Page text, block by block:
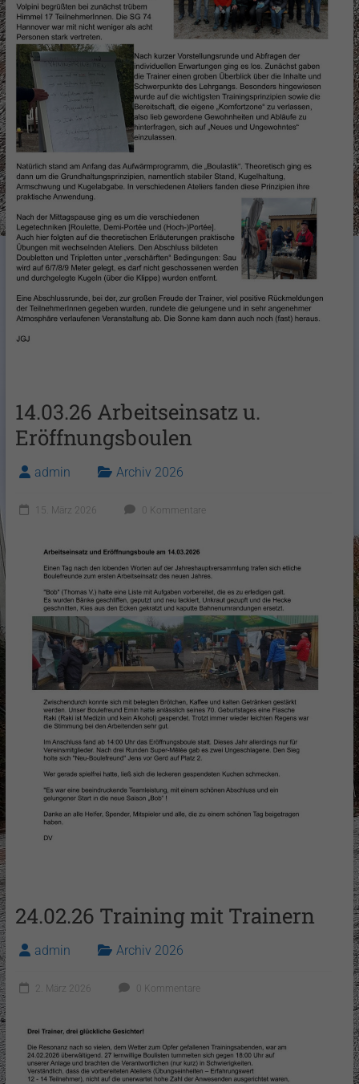
14.03.26 Arbeitseinsatz u.
Eröffnungsboulen
admin Archiv 2026
15. März 2026 0 Kommentare
24.02.26 Training mit Trainern
admin Archiv 2026
2. März 2026 0 Kommentare